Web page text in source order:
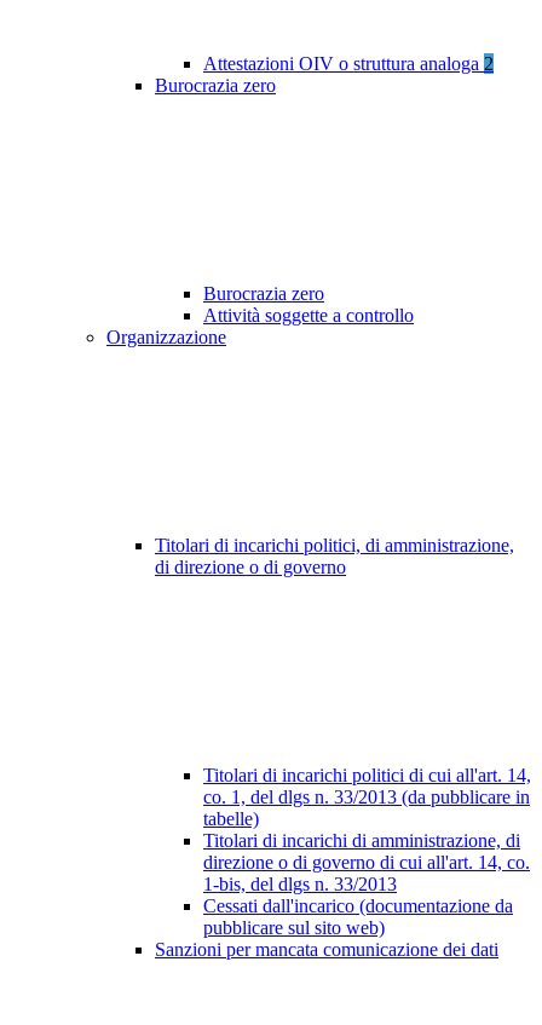
Attestazioni OIV o struttura analoga 2
Burocrazia zero
Burocrazia zero
Attività soggette a controllo
Organizzazione
Titolari di incarichi politici, di amministrazione,
di direzione o di governo
Titolari di incarichi politici di cui all'art. 14,
co. 1, del dlgs n. 33/2013 (da pubblicare in
tabelle)
Titolari di incarichi di amministrazione, di
direzione o di governo di cui all'art. 14, co.
1-bis, del dlgs n. 33/2013
Cessati dall'incarico (documentazione da
pubblicare sul sito web)
Sanzioni per mancata comunicazione dei dati